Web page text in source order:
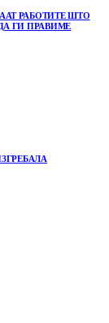
РАБОТИТЕ ШТО
ГИ ПРАВИМЕ